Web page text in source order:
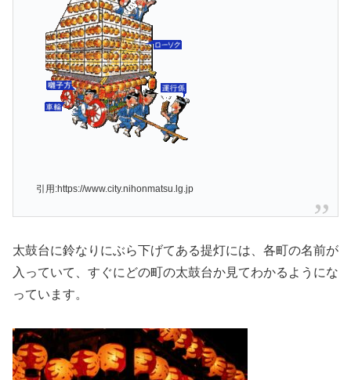
引用:https://www.city.nihonmatsu.lg.jp
太鼓台に鈴なりにぶら下げてある提灯には、各町の名前が
入っていて、すぐにどの町の太鼓台か見てわかるようにな
っています。